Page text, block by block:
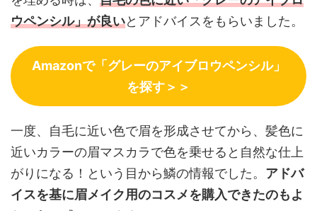
ウペンシル」が良いとアドバイスをもらいました。
Amazonで「グレーのアイブロウペンシル」
を探す＞＞
一度、自毛に近い色で眉を形成させてから、髪色に
近いカラーの眉マスカラで色を乗せると自然な仕上
がりになる！という目から鱗の情報でした。 アドバ
イスを基に眉メイク用のコスメを購入できたのもよ